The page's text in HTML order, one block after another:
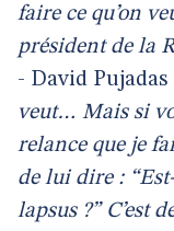
faire ce qu’on
président de la
- David Pujadas
veut… Mais si
relance que je
de lui dire :
lapsus ?” C’est